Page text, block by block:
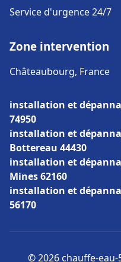
Service d'urgence 24/7
Zone intervention
Châteaubourg, France
installation et
74950
installation et
Bottereau 44430
installation et
Mines 62160
installation et
56170
© 2026 chauffe-eau-